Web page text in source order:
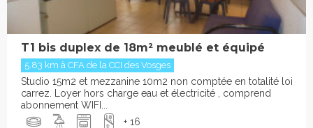
T1 bis duplex de 18m² meublé et équipé
5.83 km à CFA de la CCI des Vosges
Studio 15m2 et mezzanine 10m2 non comptée en totalité loi
carrez. Loyer hors charge eau et électricité , comprend
abonnement WIFI...
+ 16